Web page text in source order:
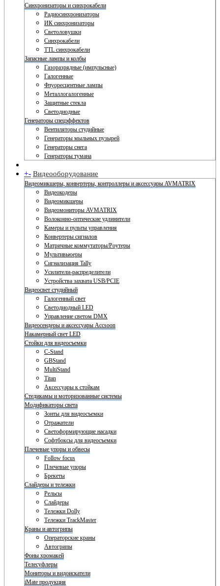
Синхронизаторы и синхрокабели
Радиосинхронизаторы
ИК синхронизаторы
Светоловушки
Синхрокабели
TTL синхрокабели
Запасные лампы и колбы
Газоразрядные (импульсные)
Галогенные
Флуоресцентные лампы
Металлогалогенные
Защитные стекла
Светодиодные
Генераторы спецэффектов
Вентиляторы студийные
Генераторы мыльных пузырей
Генераторы снега
Генераторы тумана
+- Видеооборудование
Видеомикшеры, конвертеры, контроллеры и аксессуары AVMATRIX
Видеокодеры
Видеомикшеры
Видеомониторы AVMATRIX
Волоконно-оптические удлинители
Камеры и пульты управления
Конвертеры сигналов
Матричные коммутаторы/Роутеры
Мультивьюеры
Сигнализация Tally
Усилители-распределители
Устройства захвата USB/PCIE
Видеосвет студийный
Галогенный свет
Светодиодный LED
Управление светом DMX
Видеосендеры и аксессуары Accsoon
Накамерный свет LED
Стойки для видеосъемки
C-Stand
GBStand
MultiStand
Titan
Аксессуары к стойкам
Стедикамы и моторизованные системы
Модификаторы света
Зонты для видеосъемки
Отражатели
Светоформирующие насадки
Софтбоксы для видеосъемки
Плечевые упоры и обвесы
Follow focus
Плечевые упоры
Брекеты
Слайдеры и тележки
Рельсы
Слайдеры
Тележки Dolly
Тележки TrackMaster
Краны и автогрипы
Операторские краны
Автогрипы
Фоны хромакей
Телесуфлеры
Мониторы и видоискатели
iMate продукция